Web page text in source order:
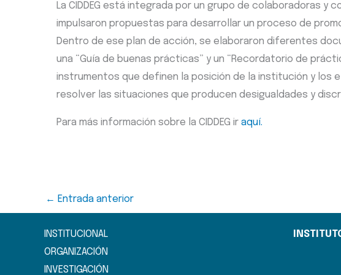
La CIDDEG está integrada por un grupo de colaboradoras y
impulsaron propuestas para desarrollar un proceso de
Dentro de ese plan de acción, se elaboraron diferentes
una “Guía de buenas prácticas” y un “Recordatorio de
instrumentos que definen la posición de la institución y los
resolver las situaciones que producen desigualdades y
Para más información sobre la CIDDEG ir aquí.
← Entrada anterior
INSTITUCIONAL
ORGANIZACIÓN
INVESTIGACIÓN